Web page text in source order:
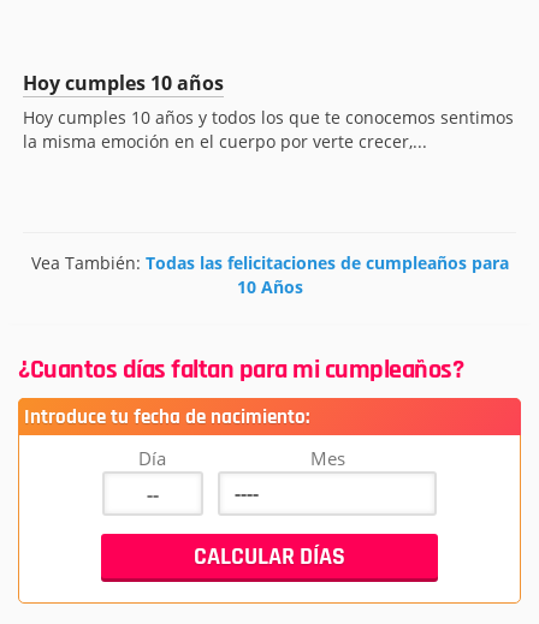
Hoy cumples 10 años
Hoy cumples 10 años y todos los que te conocemos sentimos
la misma emoción en el cuerpo por verte crecer,...
Vea También: Todas las felicitaciones de cumpleaños para
10 Años
¿Cuantos días faltan para mi cumpleaños?
Introduce tu fecha de nacimiento:
Día Mes